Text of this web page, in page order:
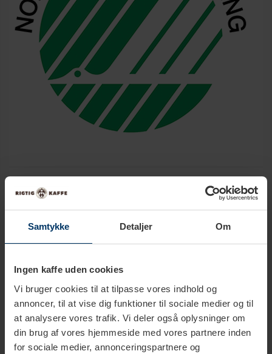
Samtykke Detaljer Om
Ingen kaffe uden cookies
Vi bruger cookies til at tilpasse vores indhold og
annoncer, til at vise dig funktioner til sociale medier og til
at analysere vores trafik. Vi deler også oplysninger om
din brug af vores hjemmeside med vores partnere inden
for sociale medier, annonceringspartnere og